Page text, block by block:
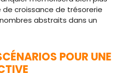
croissance de trésorerie
abstraits dans un
POUR UNE